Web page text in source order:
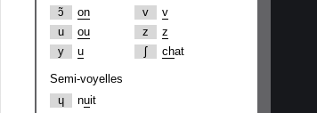
ɔ̃
on
u
ou
y
u
v
v
z
z
ʃ
chat
Semi-voyelles
ɥ
nuit